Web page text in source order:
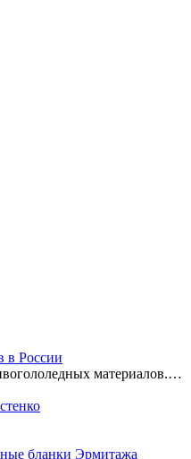
в России
материалов.…
бланки Эрмитажа